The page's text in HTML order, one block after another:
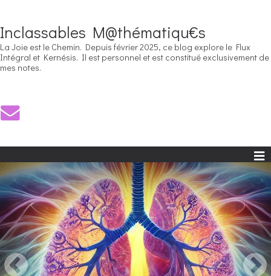
Inclassables M@thématiqu€s
La Joie est le Chemin. Depuis février 2025, ce blog explore le Flux
Intégral et Kernésis. Il est personnel et est constitué exclusivement de
mes notes.